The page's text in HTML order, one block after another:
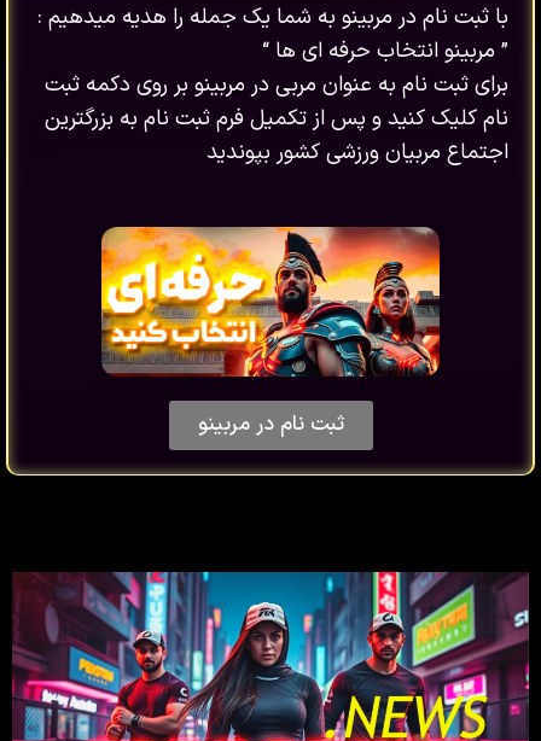
با ثبت نام در مربینو به شما یک جمله را هدیه میدهیم :
” مربینو انتخاب حرفه ای ها “
برای ثبت نام به عنوان مربی در مربینو بر روی دکمه ثبت
نام کلیک کنید و پس از تکمیل فرم ثبت نام به بزرگترین
اجتماع مربیان ورزشی کشور بپوندید
ثبت نام در مربینو